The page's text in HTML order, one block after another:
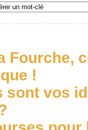
Fourche,
!
sont vos